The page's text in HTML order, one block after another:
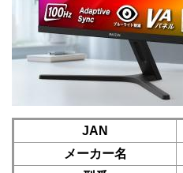
JAN
メーカー名